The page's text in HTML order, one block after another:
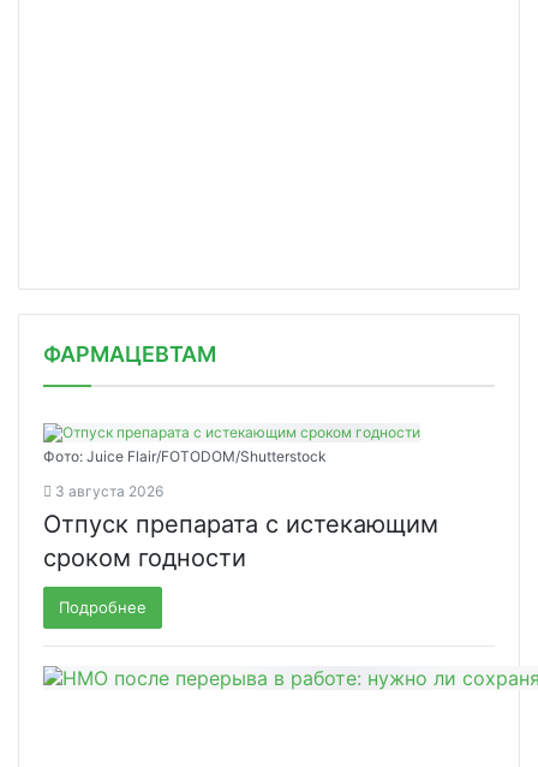
ФАРМАЦЕВТАМ
Фото: Juice Flair/FOTODOM/Shutterstoсk
3 августа 2026
Отпуск препарата с истекающим
сроком годности
Подробнее